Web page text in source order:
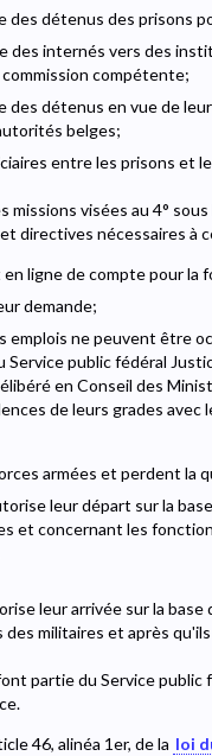
des détenus des prisons
des internés vers des
compétente;
des détenus en vue de
belges;
entre les prisons et
missions visées au 4°
directives nécessaires à
ligne de compte pour la
demande;
emplois ne peuvent être
public fédéral
en Conseil des
de leurs grades avec
armées et perdent la
leur départ sur la
et concernant les
leur arrivée sur la
militaires et après
partie du Service
46, alinéa 1er, de la loi